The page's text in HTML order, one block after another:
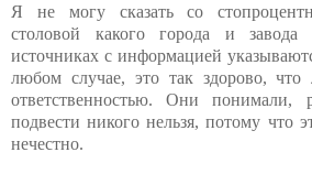
Я не могу сказать со
столовой какого города и
источниках с информацией
любом случае, это так здорово, что
ответственностью. Они понимали,
подвести никого нельзя, потому что
нечестно.